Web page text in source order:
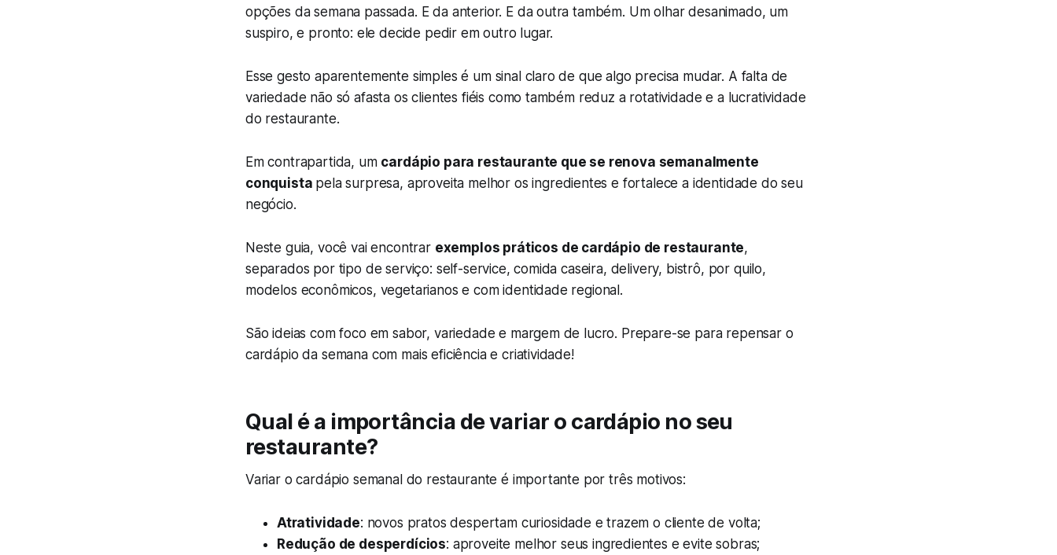
opções da semana passada. E da anterior. E da outra também. Um olhar desanimado, um
suspiro, e pronto: ele decide pedir em outro lugar.
Esse gesto aparentemente simples é um sinal claro de que algo precisa mudar. A falta de
variedade não só afasta os clientes fiéis como também reduz a rotatividade e a lucratividade
do restaurante.
Em contrapartida, um cardápio para restaurante que se renova semanalmente
conquista pela surpresa, aproveita melhor os ingredientes e fortalece a identidade do seu
negócio.
Neste guia, você vai encontrar exemplos práticos de cardápio de restaurante,
separados por tipo de serviço: self-service, comida caseira, delivery, bistrô, por quilo,
modelos econômicos, vegetarianos e com identidade regional.
São ideias com foco em sabor, variedade e margem de lucro. Prepare-se para repensar o
cardápio da semana com mais eficiência e criatividade!
Qual é a importância de variar o cardápio no seu
restaurante?
Variar o cardápio semanal do restaurante é importante por três motivos:
Atratividade: novos pratos despertam curiosidade e trazem o cliente de volta;
Redução de desperdícios: aproveite melhor seus ingredientes e evite sobras;